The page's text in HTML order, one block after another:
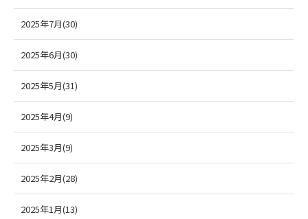
2025年7月(30)
2025年6月(30)
2025年5月(31)
2025年4月(9)
2025年3月(9)
2025年2月(28)
2025年1月(13)